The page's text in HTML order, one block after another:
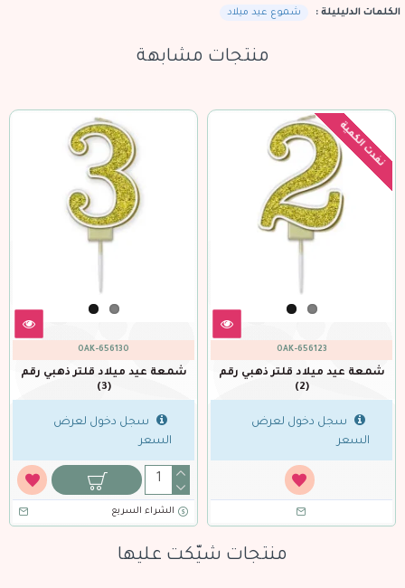
الكلمات الدليليلة : شموع عيد ميلاد
منتجات مشابهة
ميلاد قلتر ذهبي رقم
سجل دخول لعرض
شمعة عيد ميلاد قلتر ذهبي رقم
سجل دخول لعرض
الشراء السريع
شمعة
منتجات شيّكت عليها